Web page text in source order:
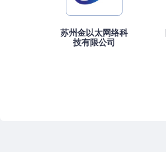
苏州金以太网络科
技有限公司